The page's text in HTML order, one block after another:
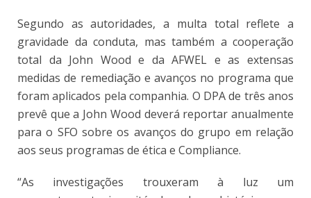
Segundo as autoridades, a multa total reflete a
gravidade da conduta, mas também a cooperação
total da John Wood e da AFWEL e as extensas
medidas de remediação e avanços no programa que
foram aplicados pela companhia. O DPA de três anos
prevê que a John Wood deverá reportar anualmente
para o SFO sobre os avanços do grupo em relação
aos seus programas de ética e Compliance.
“As investigações trouxeram à luz um